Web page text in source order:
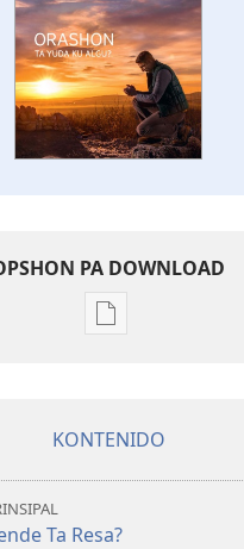
PA DOWNLOAD
Opshon
E
VIGILANSIA
KONTENIDO
Ta Resa?